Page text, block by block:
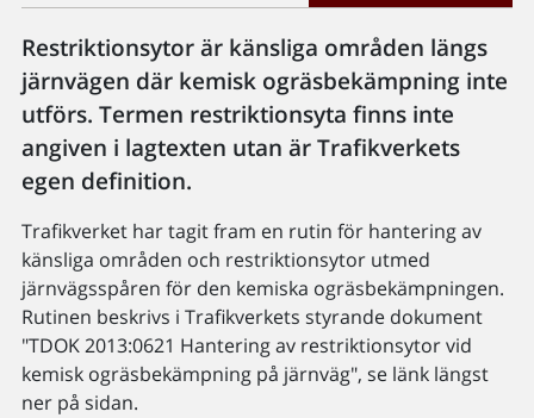
Restriktionsytor är känsliga områden längs
järnvägen där kemisk ogräsbekämpning inte
utförs. Termen restriktionsyta finns inte
angiven i lagtexten utan är Trafikverkets
egen definition.
Trafikverket har tagit fram en rutin för hantering av
känsliga områden och restriktionsytor utmed
järnvägsspåren för den kemiska ogräsbekämpningen.
Rutinen beskrivs i Trafikverkets styrande dokument
"TDOK 2013:0621 Hantering av restriktionsytor vid
kemisk ogräsbekämpning på järnväg", se länk längst
ner på sidan.